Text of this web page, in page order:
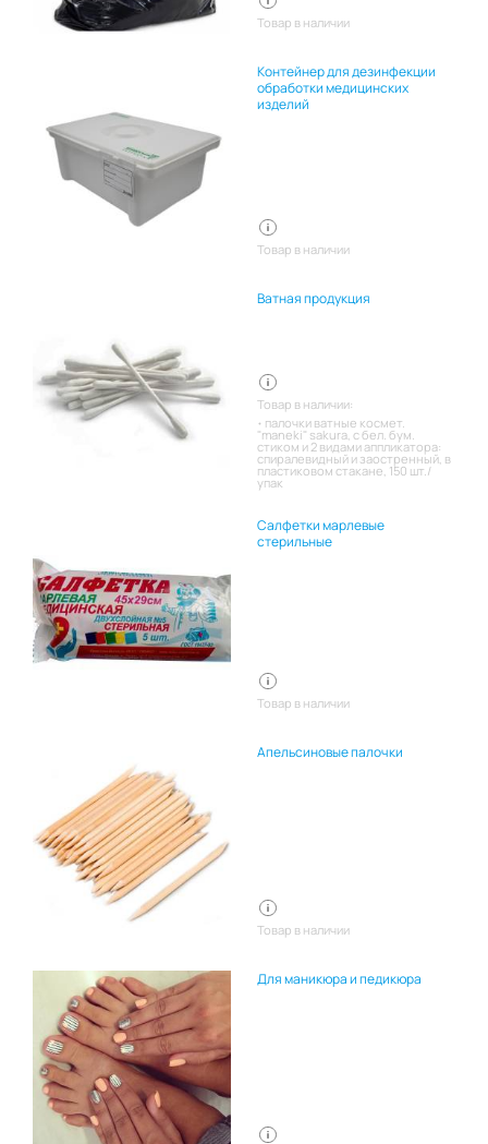
Товар в наличии
Контейнер для дезинфекции
обработки медицинских
изделий
Товар в наличии
Ватная продукция
Товар в наличии:
палочки ватные космет.
"maneki" sakura, с бел. бум.
стиком и 2 видами аппликатора:
спиралевидный и заостренный, в
пластиковом стакане, 150 шт./
упак
Салфетки марлевые
стерильные
Товар в наличии
Апельсиновые палочки
Товар в наличии
Для маникюра и педикюра